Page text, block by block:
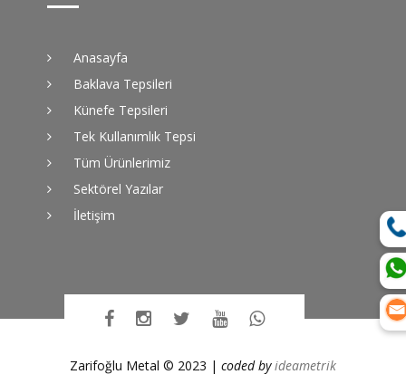
Anasayfa
Baklava Tepsileri
Künefe Tepsileri
Tek Kullanımlık Tepsi
Tüm Ürünlerimiz
Sektörel Yazılar
İletişim
Zarifoğlu Metal © 2023 | coded byideametrik